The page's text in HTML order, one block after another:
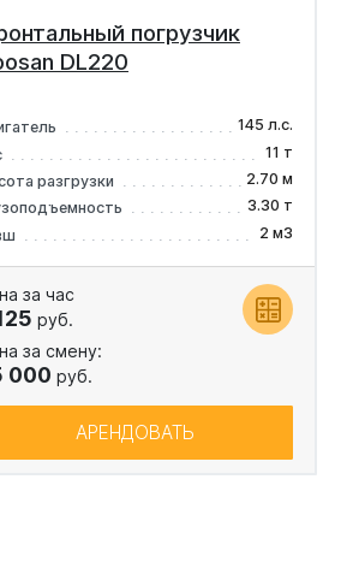
погрузчик
DL220
145 л.с.
11 т
разгрузки
2.70 м
3.30 т
2 м3
за час
руб.
за смену:
000 руб.
АРЕНДОВАТЬ